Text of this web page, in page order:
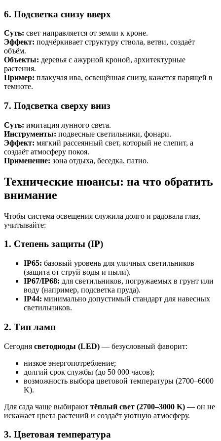
6. Подсветка снизу вверх
Суть: свет направляется от земли к кроне.
Эффект: подчёркивает структуру ствола, ветви, создаёт
объём.
Объекты: деревья с ажурной кроной, архитектурные
растения.
Пример: плакучая ива, освещённая снизу, кажется парящей в
темноте.
7. Подсветка сверху вниз
Суть: имитация лунного света.
Инструменты: подвесные светильники, фонари.
Эффект: мягкий рассеянный свет, который не слепит, а
создаёт атмосферу покоя.
Применение: зона отдыха, беседка, патио.
Технические нюансы: на что обратить
внимание
Чтобы система освещения служила долго и радовала глаз,
учитывайте:
1. Степень защиты (IP)
IP65: базовый уровень для уличных светильников
(защита от струй воды и пыли).
IP67/IP68: для светильников, погружаемых в грунт или
воду (например, подсветка пруда).
IP44: минимально допустимый стандарт для навесных
светильников.
2. Тип ламп
Сегодня светодиоды (LED) — безусловный фаворит:
низкое энергопотребление;
долгий срок службы (до 50 000 часов);
возможность выбора цветовой температуры (2700–6000
K).
Для сада чаще выбирают тёплый свет (2700–3000 K) — он не
искажает цвета растений и создаёт уютную атмосферу.
3. Цветовая температура